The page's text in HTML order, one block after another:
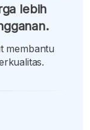
lebih
membantu